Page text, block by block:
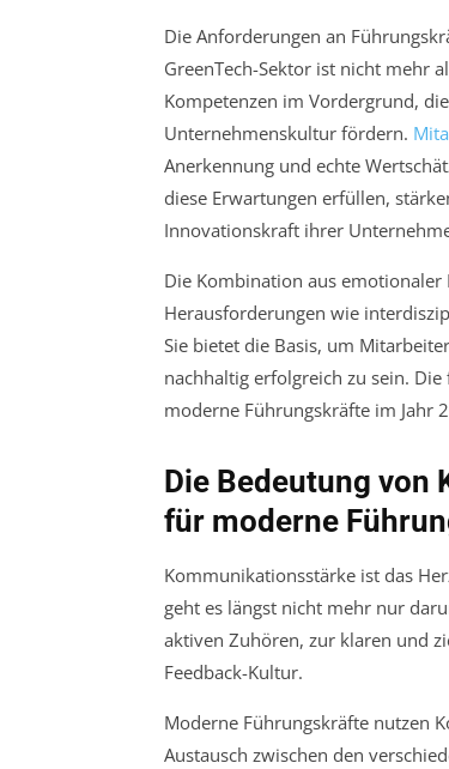
Die Anforderungen an
GreenTech-Sektor ist nicht mehr
Kompetenzen im Vordergrund,
Unternehmenskultur fördern.
Anerkennung und echte
diese Erwartungen erfüllen,
Innovationskraft ihrer
Die Kombination aus
Herausforderungen wie
Sie bietet die Basis, um
nachhaltig erfolgreich zu sein.
moderne Führungskräfte im Jahr
Die Bedeutung von
für moderne
Kommunikationsstärke ist das
geht es längst nicht mehr nur
aktiven Zuhören, zur klaren und
Feedback-Kultur.
Moderne Führungskräfte nutzen
Austausch zwischen den